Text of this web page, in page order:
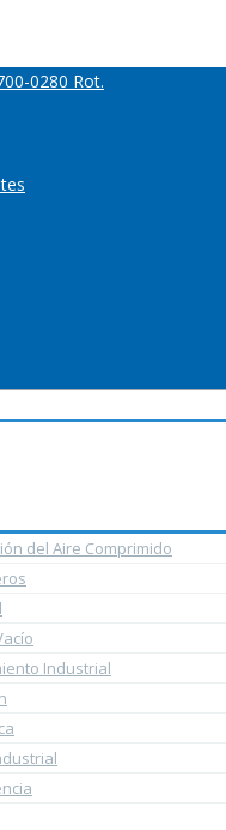
0280 Rot.
del Aire Comprimido
Industrial